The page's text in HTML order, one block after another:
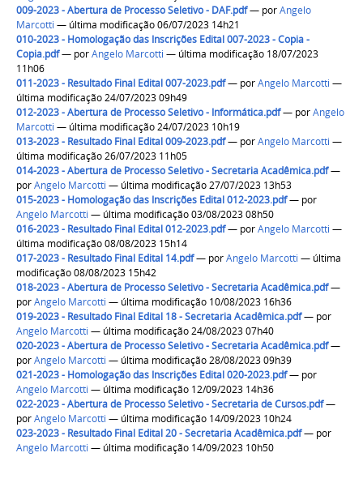
009-2023 - Abertura de Processo Seletivo - DAF.pdf— porAngelo
Marcotti — última modificação 06/07/2023 14h21
010-2023 - Homologação das Inscrições Edital 007-2023 - Copia -
Copia.pdf— porAngelo Marcotti — última modificação 18/07/2023
11h06
011-2023 - Resultado Final Edital 007-2023.pdf— porAngelo Marcotti —
última modificação 24/07/2023 09h49
012-2023 - Abertura de Processo Seletivo - Informática.pdf— porAngelo
Marcotti — última modificação 24/07/2023 10h19
013-2023 - Resultado Final Edital 009-2023.pdf— porAngelo Marcotti —
última modificação 26/07/2023 11h05
014-2023 - Abertura de Processo Seletivo - Secretaria Acadêmica.pdf—
porAngelo Marcotti — última modificação 27/07/2023 13h53
015-2023 - Homologação das Inscrições Edital 012-2023.pdf— por
Angelo Marcotti — última modificação 03/08/2023 08h50
016-2023 - Resultado Final Edital 012-2023.pdf— porAngelo Marcotti —
última modificação 08/08/2023 15h14
017-2023 - Resultado Final Edital 14.pdf— porAngelo Marcotti — última
modificação 08/08/2023 15h42
018-2023 - Abertura de Processo Seletivo - Secretaria Acadêmica.pdf—
porAngelo Marcotti — última modificação 10/08/2023 16h36
019-2023 - Resultado Final Edital 18 - Secretaria Acadêmica.pdf— por
Angelo Marcotti — última modificação 24/08/2023 07h40
020-2023 - Abertura de Processo Seletivo - Secretaria Acadêmica.pdf—
porAngelo Marcotti — última modificação 28/08/2023 09h39
021-2023 - Homologação das Inscrições Edital 020-2023.pdf— por
Angelo Marcotti — última modificação 12/09/2023 14h36
022-2023 - Abertura de Processo Seletivo - Secretaria de Cursos.pdf—
porAngelo Marcotti — última modificação 14/09/2023 10h24
023-2023 - Resultado Final Edital 20 - Secretaria Acadêmica.pdf— por
Angelo Marcotti — última modificação 14/09/2023 10h50